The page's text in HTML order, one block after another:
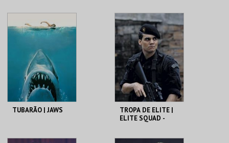
MAIS INFO
COMPRAR
CAPITÓLIO.
MAIS INFO
COMPRAR
TUBARÃO | JAWS
TROPA DE ELITE |
ELITE SQUAD -